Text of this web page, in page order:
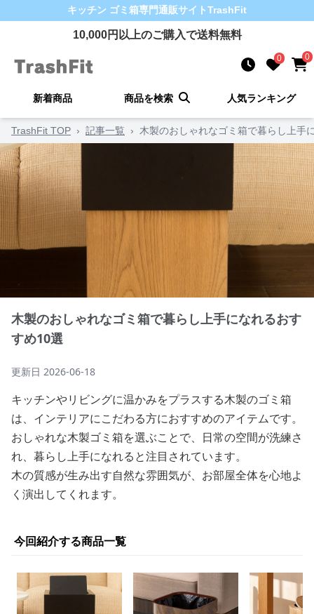
キッチン ゴミ箱専門通販サイトTrashFit
10,000円以上のご購入で送料無料
0 0
新着商品 商品を検索 人気ランキング
TrashFit TOP › 記事一覧 › 木製のおしゃれなゴミ箱で暮らし上手
木製のおしゃれなゴミ箱で暮らし上手になれるおす
すめ10選
更新日 2026-06-18
キッチンやリビングに温かみをプラスする木製のゴミ箱
は、インテリアにこだわる方におすすめのアイテムです。
おしゃれな木製ゴミ箱を選ぶことで、日常の空間が洗練さ
れ、暮らし上手になれると注目されています。
木の質感が生み出す自然な雰囲気が、お部屋全体を心地よ
く演出してくれます。
今回紹介する商品一覧